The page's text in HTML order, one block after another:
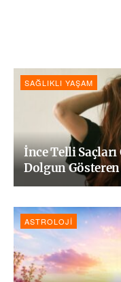
SAĞLIKLI YAŞAM
İnce Telli
Dolgun
ASTROLOJI